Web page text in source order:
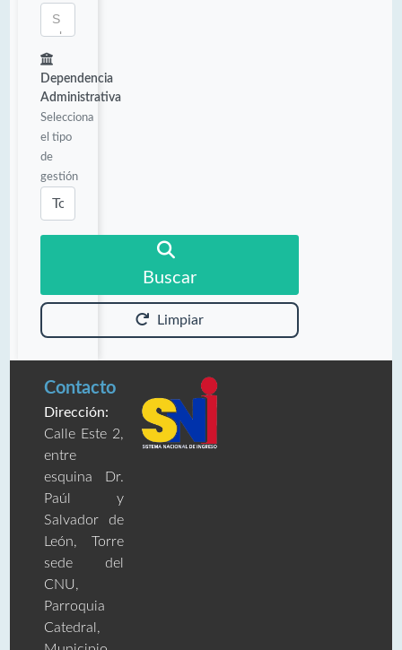
Dependencia
Administrativa
Selecciona
el tipo
de
gestión
Buscar
Limpiar
Contacto
Dirección:
Calle Este 2,
entre
esquina Dr.
Paúl y
Salvador de
León, Torre
sede del
CNU,
Parroquia
Catedral,